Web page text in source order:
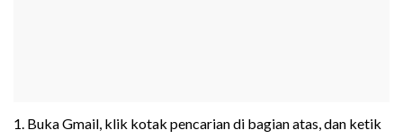
1. Buka Gmail, klik kotak pencarian di bagian atas, dan ketik